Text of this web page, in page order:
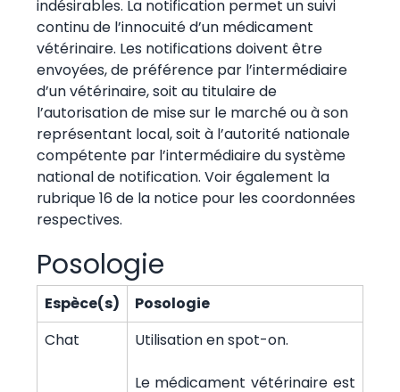
indésirables. La notification permet un suivi
continu de l’innocuité d’un médicament
vétérinaire. Les notifications doivent être
envoyées, de préférence par l’intermédiaire
d’un vétérinaire, soit au titulaire de
l’autorisation de mise sur le marché ou à son
représentant local, soit à l’autorité nationale
compétente par l’intermédiaire du système
national de notification. Voir également la
rubrique 16 de la notice pour les coordonnées
respectives.
Posologie
Espèce(s)
Posologie
Chat
Utilisation en spot-on.
Le médicament vétérinaire est